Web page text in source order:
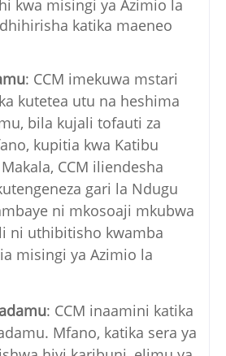
kwa misingi ya Azimio la
katika maeneo
: CCM imekuwa mstari
kutetea utu na heshima
bila kujali tofauti za
kupitia kwa Katibu
CCM iliendesha
gari la Ndugu
ni mkosoaji mkubwa
ni uthibitisho kwamba
misingi ya Azimio la
: CCM inaamini katika
Mfano, katika sera ya